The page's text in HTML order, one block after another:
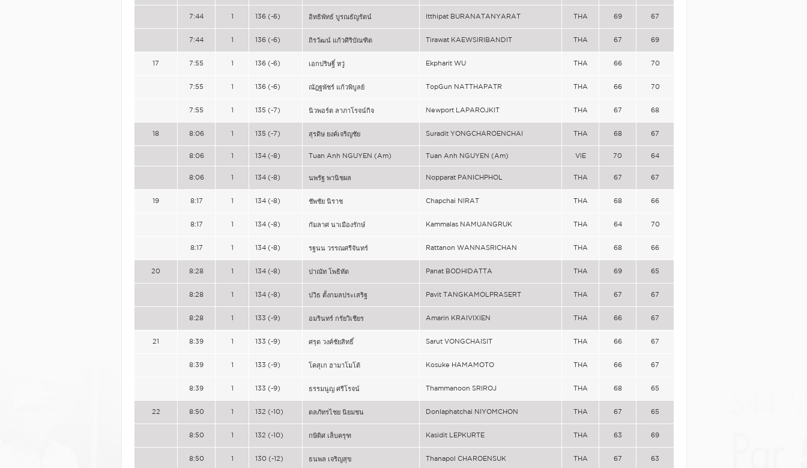
7:44 1 136 (-6) อิทธิพัทธ์ บูรณธัญรัตน์ Itthipat BURANATANYARAT THA 69 67
7:44 1 136 (-6) ถิรวัฒน์ แก้วศิริบัณฑิต Tirawat KAEWSIRIBANDIT THA 67 69
17 7:55 1 136 (-6) เอกปริษฐิ์ หวู่ Ekpharit WU THA 66 70
7:55 1 136 (-6) ณัฎฐพัชร์ แก้วพิบูลย์ TopGun NATTHAPATR THA 66 70
7:55 1 135 (-7) นิวพอร์ต ลาภาโรจน์กิจ Newport LAPAROJKIT THA 67 68
18 8:06 1 135 (-7) สุรดิษ ยงค์เจริญชัย Suradit YONGCHAROENCHAI THA 68 67
8:06 1 134 (-8) Tuan Anh NGUYEN (Am) Tuan Anh NGUYEN (Am) VIE 70 64
8:06 1 134 (-8) นพรัฐ พานิชผล Nopparat PANICHPHOL THA 67 67
19 8:17 1 134 (-8) ชัพชัย นิราช Chapchai NIRAT THA 68 66
8:17 1 134 (-8) กัมลาศ นาเมืองรักษ์ Kammalas NAMUANGRUK THA 64 70
8:17 1 134 (-8) รฐนน วรรณศรีจันทร์ Rattanon WANNASRICHAN THA 68 66
20 8:28 1 134 (-8) ปาณัท โพธิทัต Panat BODHIDATTA THA 69 65
8:28 1 134 (-8) ปวิธ ตั้งกมลประเสริฐ Pavit TANGKAMOLPRASERT THA 67 67
8:28 1 133 (-9) อมรินทร์ กรัยวิเชียร Amarin KRAIVIXIEN THA 66 67
21 8:39 1 133 (-9) ศรุต วงค์ชัยสิทธิ์ Sarut VONGCHAISIT THA 66 67
8:39 1 133 (-9) โคสุเก ฮามาโมโต้ Kosuke HAMAMOTO THA 66 67
8:39 1 133 (-9) ธรรมนูญ ศรีโรจน์ Thammanoon SRIROJ THA 68 65
22 8:50 1 132 (-10) ดลภัทรไชย นิยมชน Donlaphatchai NIYOMCHON THA 67 65
8:50 1 132 (-10) กษิดิศ เล็บครุฑ Kasidit LEPKURTE THA 63 69
8:50 1 130 (-12) ธนพล เจริญสุข Thanapol CHAROENSUK THA 67 63